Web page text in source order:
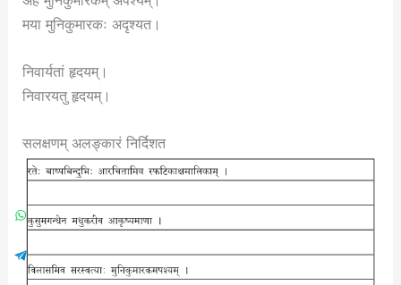
मया मुनिकुमारकः अदृश्यत।
निवार्यतां हृदयम्।
निवारयतु हृदयम्।
सलक्षणम् अलङ्कारं निर्दिशत